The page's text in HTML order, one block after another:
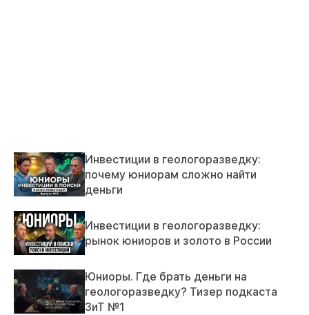
Инвестиции в геологоразведку:
почему юниорам сложно найти
деньги
Инвестиции в геологоразведку:
рынок юниоров и золото в России
Юниоры. Где брать деньги на
геологоразведку? Тизер подкаста
ЗиТ №1